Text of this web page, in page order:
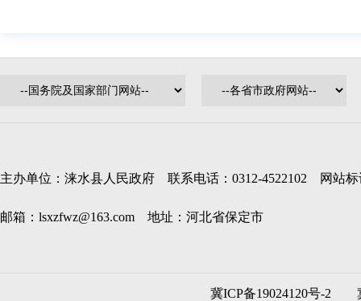
主办单位：涞水县人民政府 联系电话：0312-4522102 网站标
邮箱：lsxzfwz@163.com 地址：河北省保定市
冀ICP备19024120号-2